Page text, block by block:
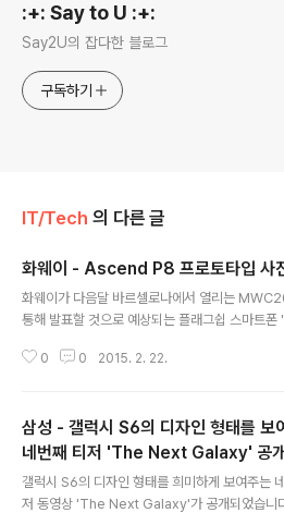
:+: Say to U :+:
Say2U의 잡다한 블로그
구독하기
IT/Tech 의 다른 글
화웨이 - Ascend P8 프로토타입 사
화웨이가 다음달 바르셀로나에서 열리는
통해 발표할 것으로 예상되는 플래그쉽 스마트폰
크 결과가 유출되었습니다. 스마트폰 외형이 유출
특징이며, 안투투 벤치마크 스크린샷 및 루머를
된 주요 스펙은 다음과 같습니다. 5.2인치
* 1080) 디스플레이64비트를 지원하는 기린
옥타코어 프로세서3GB RAM광학식 손떨림 방지
지원하는 1300만 화소 카메라2600mAh 배터리
0 0 2015. 2. 22.
삼성 - 갤럭시 S6의 디자인 형태를 보
네번째 티저 'The Next Galaxy' 공
갤럭시 S6의 디자인 형태를 희미하게 보여주는
저 동영상 'The Next Galaxy'가 공개되었습니